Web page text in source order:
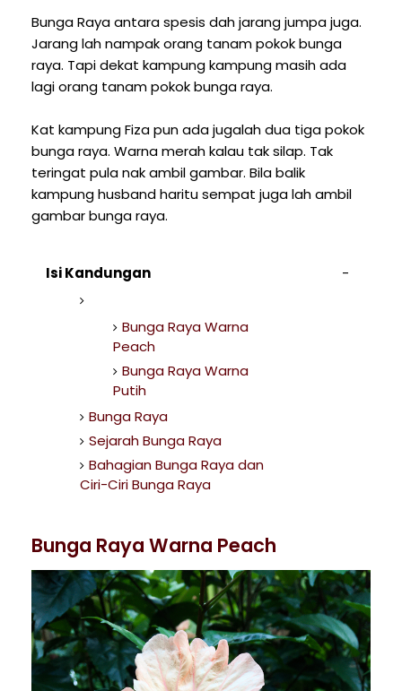
Bunga Raya antara spesis dah jarang jumpa juga.
Jarang lah nampak orang tanam pokok bunga
raya. Tapi dekat kampung kampung masih ada
lagi orang tanam pokok bunga raya.
Kat kampung Fiza pun ada jugalah dua tiga pokok
bunga raya. Warna merah kalau tak silap. Tak
teringat pula nak ambil gambar. Bila balik
kampung husband haritu sempat juga lah ambil
gambar bunga raya.
Isi Kandungan
Bunga Raya Warna
Peach
Bunga Raya Warna
Putih
Bunga Raya
Sejarah Bunga Raya
Bahagian Bunga Raya dan
Ciri-Ciri Bunga Raya
Bunga Raya Warna Peach